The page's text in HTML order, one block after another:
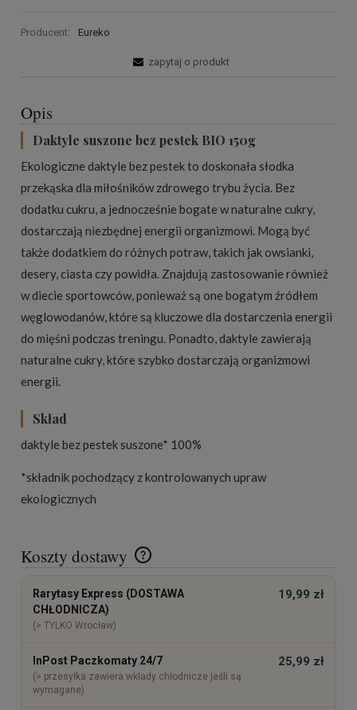
Producent: Eureko
zapytaj o produkt
Opis
Daktyle suszone bez pestek BIO 150g
Ekologiczne daktyle bez pestek to doskonała słodka
przekąska dla miłośników zdrowego trybu życia. Bez
dodatku cukru, a jednocześnie bogate w naturalne cukry,
dostarczają niezbędnej energii organizmowi. Mogą być
także dodatkiem do różnych potraw, takich jak owsianki,
desery, ciasta czy powidła. Znajdują zastosowanie również
w diecie sportowców, ponieważ są one bogatym źródłem
węglowodanów, które są kluczowe dla dostarczenia energii
do mięśni podczas treningu. Ponadto, daktyle zawierają
naturalne cukry, które szybko dostarczają organizmowi
energii.
Skład
daktyle bez pestek suszone* 100%
*składnik pochodzący z kontrolowanych upraw
ekologicznych
Koszty dostawy
Cena nie zawiera ewentualnych kosztów płatności
Rarytasy Express (DOSTAWA
CHŁODNICZA)
(> TYLKO Wrocław)
19,99 zł
InPost Paczkomaty 24/7
(> przesyłka zawiera wkłady chłodnicze jeśli są
wymagane)
25,99 zł